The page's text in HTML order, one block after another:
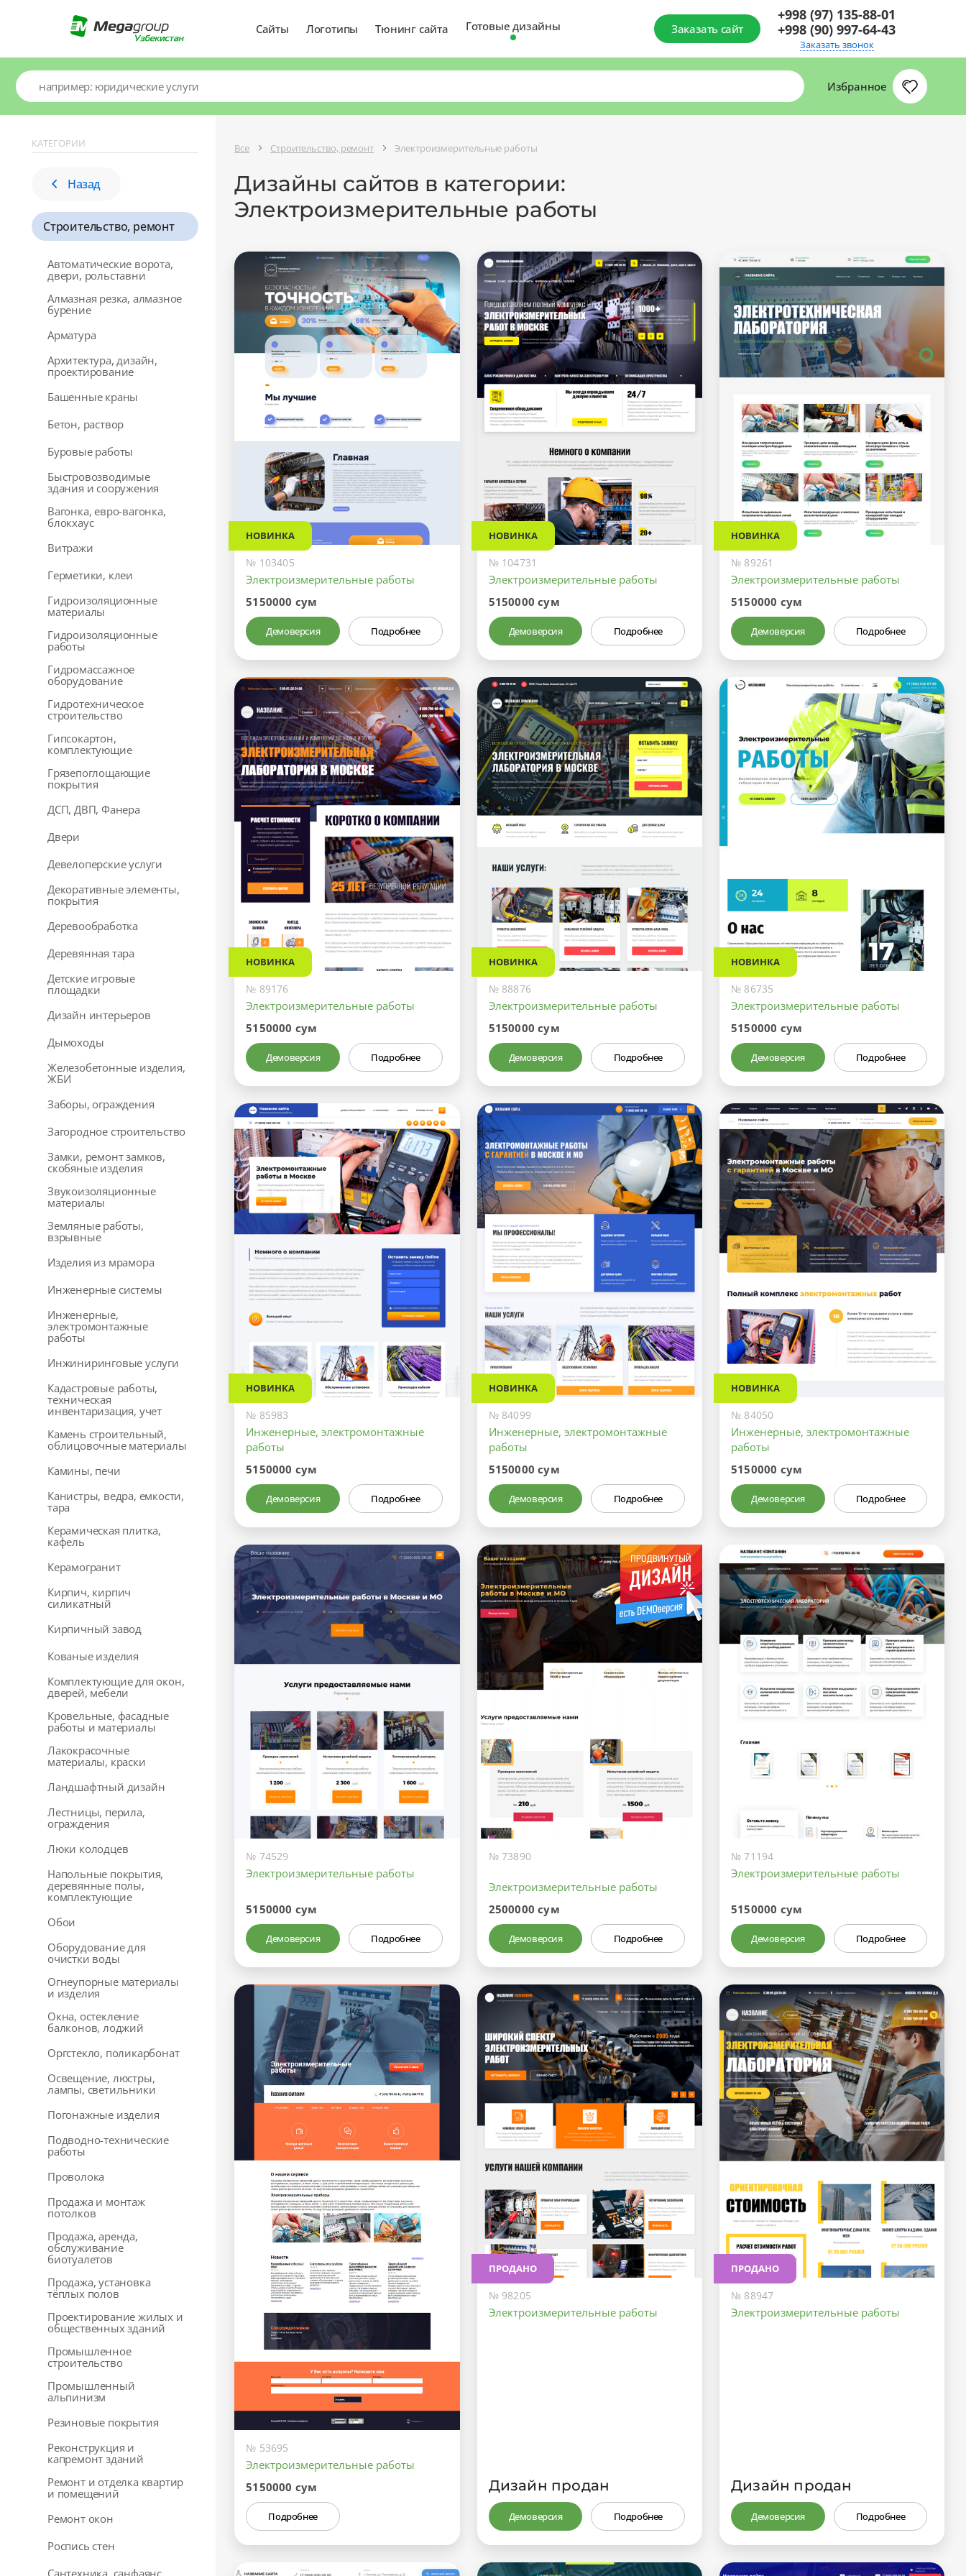
Сайты Логотипы Тюнинг сайта Готовые дизайны Заказать сайт
+998 (97) 135-88-01
+998 (90) 997-64-43
Заказать звонок
Избранное
КАТЕГОРИИ
Назад
Строительство, ремонт
Автоматические ворота,
двери, рольставни
Алмазная резка, алмазное
бурение
Арматура
Архитектура, дизайн,
проектирование
Башенные краны
Бетон, раствор
Буровые работы
Быстровозводимые
здания и сооружения
Вагонка, евро-вагонка,
блокхаус
Витражи
Герметики, клеи
Гидроизоляционные
материалы
Гидроизоляционные
работы
Гидромассажное
оборудование
Гидротехническое
строительство
Гипсокартон,
комплектующие
Грязепоглощающие
покрытия
ДСП, ДВП, Фанера
Двери
Девелоперские услуги
Декоративные элементы,
покрытия
Деревообработка
Деревянная тара
Детские игровые
площадки
Дизайн интерьеров
Дымоходы
Железобетонные изделия,
ЖБИ
Заборы, ограждения
Загородное строительство
Замки, ремонт замков,
скобяные изделия
Звукоизоляционные
материалы
Земляные работы,
взрывные
Изделия из мрамора
Инженерные системы
Инженерные,
электромонтажные
работы
Инжиниринговые услуги
Кадастровые работы,
техническая
инвентаризация, учет
Камень строительный,
облицовочные материалы
Камины, печи
Канистры, ведра, емкости,
тара
Керамическая плитка,
кафель
Керамогранит
Кирпич, кирпич
силикатный
Кирпичный завод
Кованые изделия
Комплектующие для окон,
дверей, мебели
Кровельные, фасадные
работы и материалы
Лакокрасочные
материалы, краски
Ландшафтный дизайн
Лестницы, перила,
ограждения
Люки колодцев
Напольные покрытия,
деревянные полы,
комплектующие
Обои
Оборудование для
очистки воды
Огнеупорные материалы
и изделия
Окна, остекление
балконов, лоджий
Оргстекло, поликарбонат
Освещение, люстры,
лампы, светильники
Погонажные изделия
Подводно-технические
работы
Проволока
Продажа и монтаж
потолков
Продажа, аренда,
обслуживание
биотуалетов
Продажа, установка
тёплых полов
Проектирование жилых и
общественных зданий
Промышленное
строительство
Промышленный
альпинизм
Резиновые покрытия
Реконструкция и
капремонт зданий
Ремонт и отделка квартир
и помещений
Ремонт окон
Роспись стен
Сантехника, санфаянс
Все Строительство, ремонт Электроизмерительные работы
Дизайны сайтов в категории:
Электроизмерительные работы
НОВИНКА
№ 103405
Электроизмерительные работы
5150000 сум
Демоверсия Подробнее
НОВИНКА
№ 104731
Электроизмерительные работы
5150000 сум
Демоверсия Подробнее
НОВИНКА
№ 89261
Электроизмерительные работы
5150000 сум
Демоверсия Подробнее
НОВИНКА
№ 89176
Электроизмерительные работы
5150000 сум
Демоверсия Подробнее
НОВИНКА
№ 88876
Электроизмерительные работы
5150000 сум
Демоверсия Подробнее
НОВИНКА
№ 86735
Электроизмерительные работы
5150000 сум
Демоверсия Подробнее
НОВИНКА
№ 85983
Инженерные, электромонтажные
работы
5150000 сум
Демоверсия Подробнее
НОВИНКА
№ 84099
Инженерные, электромонтажные
работы
5150000 сум
Демоверсия Подробнее
НОВИНКА
№ 84050
Инженерные, электромонтажные
работы
5150000 сум
Демоверсия Подробнее
№ 74529
Электроизмерительные работы
5150000 сум
Демоверсия Подробнее
№ 73890
Электроизмерительные работы
2500000 сум
Демоверсия Подробнее
№ 71194
Электроизмерительные работы
5150000 сум
Демоверсия Подробнее
№ 53695
Электроизмерительные работы
5150000 сум
Подробнее
ПРОДАНО
№ 98205
Электроизмерительные работы
Дизайн продан
Демоверсия Подробнее
ПРОДАНО
№ 88947
Электроизмерительные работы
Дизайн продан
Демоверсия Подробнее